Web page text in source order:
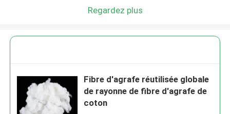
Regardez plus
Fibre d'agrafe réutilisée globale
de rayonne de fibre d'agrafe de
coton